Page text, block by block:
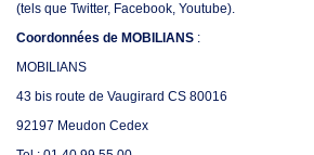
(tels que Twitter, Facebook, Youtube).
Coordonnées de MOBILIANS :
MOBILIANS
43 bis route de Vaugirard CS 80016
92197 Meudon Cedex